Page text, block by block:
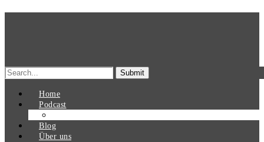
Search
for:
Home
Podcast
Blog
Über uns